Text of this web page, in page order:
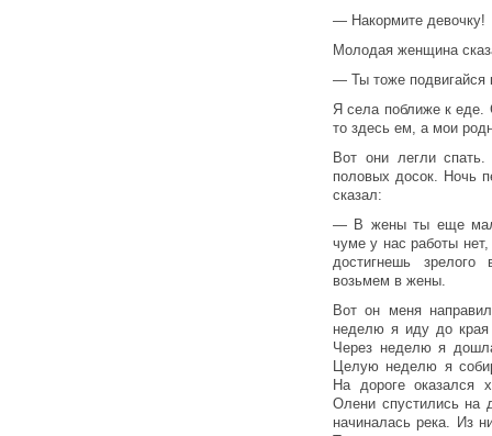
— Накормите девочку!
Молодая женщина
— Ты тоже подвигайся
Я села поближе к
то здесь ем, а мои
Вот они легли
половых досок. Ночь
сказал:
— В жены ты еще
чуме у нас работы
достигнешь
возьмем в жены.
Вот он меня
неделю я иду до края
Через неделю я
Целую неделю я
На дороге
Олени спустились на
начиналась река. Из